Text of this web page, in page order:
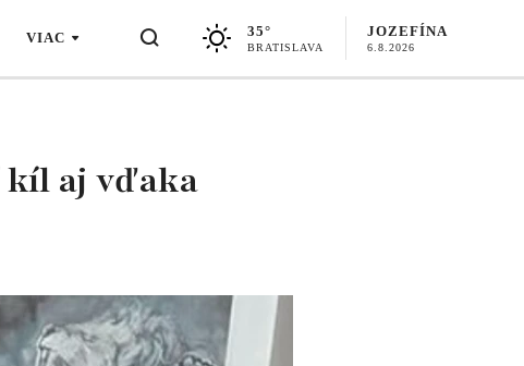
VIAC 35°
BRATISLAVA
JOZEFÍNA
6.8.2026
kíl aj vďaka